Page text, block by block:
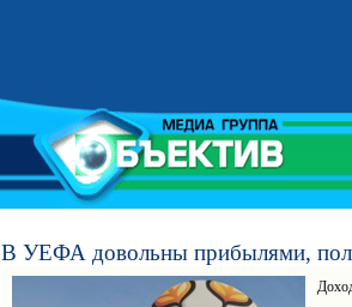
В УЕФА довольны прибылями,